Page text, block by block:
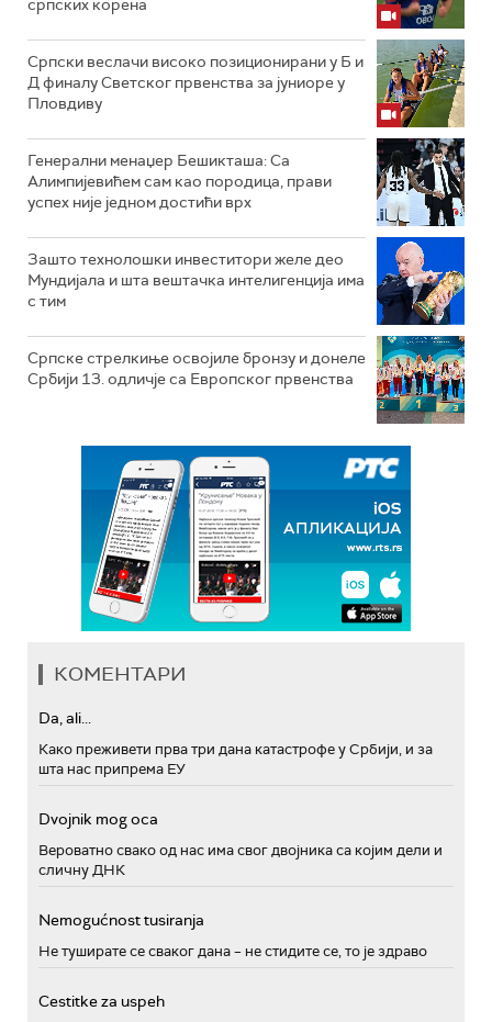
српских корена
Српски веслачи високо позиционирани у Б и
Д финалу Светског првенства за јуниоре у
Пловдиву
Генерални менаџер Бешикташа: Са
Алимпијевићем сам као породица, прави
успех није једном достићи врх
Зашто технолошки инвеститори желе део
Мундијала и шта вештачка интелигенција има
с тим
Српске стрелкиње освојиле бронзу и донеле
Србији 13. одличје са Европског првенства
КОМЕНТАРИ
Da, ali...
Како преживети прва три дана катастрофе у Србији, и за
шта нас припрема ЕУ
Dvojnik mog oca
Вероватно свако од нас има свог двојника са којим дели и
сличну ДНК
Nemogućnost tusiranja
Не туширате се сваког дана – не стидите се, то је здраво
Cestitke za uspeh